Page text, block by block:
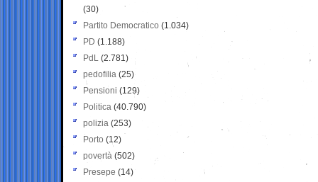
(30)
Partito Democratico (1.034)
PD (1.188)
PdL (2.781)
pedofilia (25)
Pensioni (129)
Politica (40.790)
polizia (253)
Porto (12)
povertà (502)
Presepe (14)